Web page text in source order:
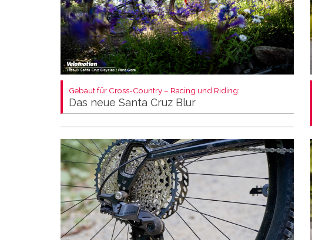
Gebaut für Cross-Country – Racing und Riding:
Das neue Santa Cruz Blur